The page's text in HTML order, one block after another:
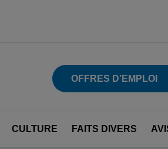
OFFRES D’EMPLOI
CULTURE FAITS DIVERS